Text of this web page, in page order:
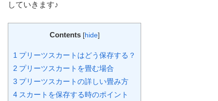
していきます♪
Contents [hide]
1 プリーツスカートはどう保存する？
2 プリーツスカートを畳む場合
3 プリーツスカートの詳しい畳み方
4 スカートを保存する時のポイント